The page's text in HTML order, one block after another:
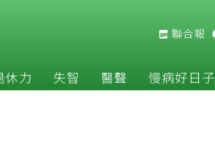
聯合報
休力 失智 醫聲 慢病好日子